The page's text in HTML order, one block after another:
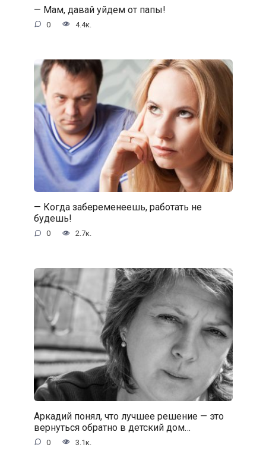
— Мам, давай уйдем от папы!
0 4.4к.
— Когда забеременеешь, работать не
будешь!
0 2.7к.
Аркадий понял, что лучшее решение — это
вернуться обратно в детский дом…
0 3.1к.